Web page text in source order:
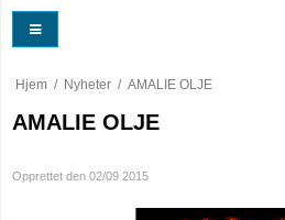
Hjem / Nyheter / AMALIE OLJE
AMALIE OLJE
Opprettet den 02/09 2015